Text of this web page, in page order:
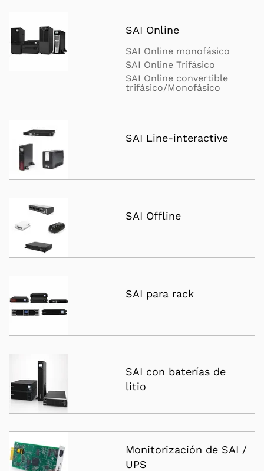
SAI Online
SAI Online monofásico
SAI Online Trifásico
SAI Online convertible
trifásico/Monofásico
SAI Line-interactive
SAI Offline
SAI para rack
SAI con baterías de
litio
Monitorización de SAI /
UPS